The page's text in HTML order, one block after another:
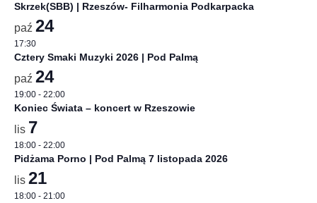
Skrzek(SBB) | Rzeszów- Filharmonia Podkarpacka
paź 24
17:30
Cztery Smaki Muzyki 2026 | Pod Palmą
paź 24
19:00 - 22:00
Koniec Świata – koncert w Rzeszowie
lis 7
18:00 - 22:00
Pidżama Porno | Pod Palmą 7 listopada 2026
lis 21
18:00 - 21:00